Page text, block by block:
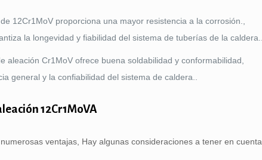
12Cr1MoV proporciona una mayor resistencia a la corrosión.,
la longevidad y fiabilidad del sistema de tuberías de la caldera..
Cr1MoV ofrece buena soldabilidad y conformabilidad,
general y la confiabilidad del sistema de caldera..
12Cr1MoVA
ventajas, Hay algunas consideraciones a tener en cuenta